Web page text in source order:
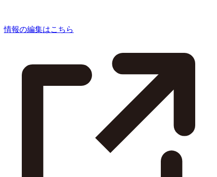
情報の編集はこちら